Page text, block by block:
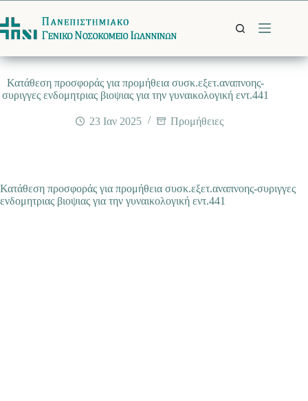
στο
περιεχόμενο
Κατάθεση προσφοράς για προμήθεια συσκ.εξετ.αναπνοης-
συριγγες ενδομητριας βιοψιας για την γυναικολογική εντ.441
23 Ιαν 2025 Προμήθειες
Κατάθεση προσφοράς για προμήθεια συσκ.εξετ.αναπνοης-συριγγες
ενδομητριας βιοψιας για την γυναικολογική εντ.441